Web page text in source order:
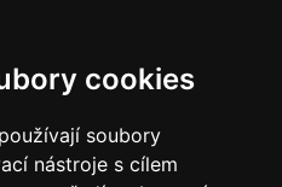
cookies
soubory
nástroje s cílem